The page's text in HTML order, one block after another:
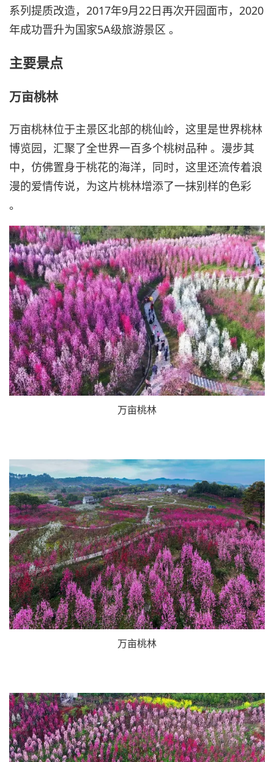
系列提质改造，2017年9月22日再次开园面市，2020
年成功晋升为国家5A级旅游景区 。
主要景点
万亩桃林
万亩桃林位于主景区北部的桃仙岭，这里是世界桃林
博览园，汇聚了全世界一百多个桃树品种 。漫步其
中，仿佛置身于桃花的海洋，同时，这里还流传着浪
漫的爱情传说，为这片桃林增添了一抹别样的色彩
。
万亩桃林
万亩桃林